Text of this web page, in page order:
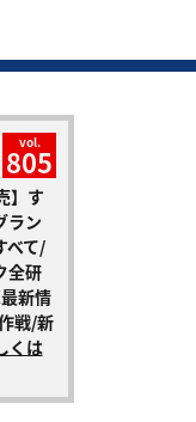
vol.
805
】す
ラン
べて/
全研
新情
戦/新
くは